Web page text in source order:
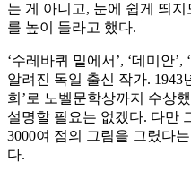
는 게 아니고, 눈에 쉽게 띄
를 높이 들라고 했다.
‘수레바퀴 밑에서’, ‘데미안
알려진 독일 출신 작가. 1943
희’로 노벨문학상까지 수상
설명할 필요는 없겠다. 다만
3000여 점의 그림을 그렸다
다.